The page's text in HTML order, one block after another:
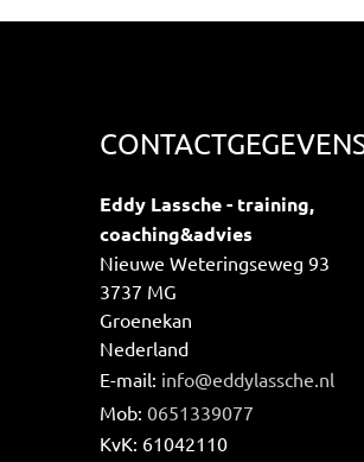
Eddy Lassche - training,
coaching&advies
Nieuwe Weteringseweg 93
3737 MG
Groenekan
Nederland
E-mail: info@eddylassche.nl
Mob: 0651339077
KvK: 61042110